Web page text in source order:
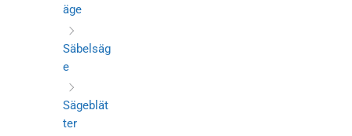
äge
Säbelsäg
e
Sägeblät
ter